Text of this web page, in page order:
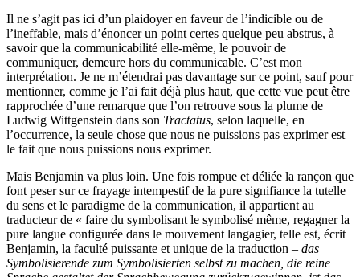
Il ne s’agit pas ici d’un plaidoyer en faveur de l’indicible ou de
l’ineffable, mais d’énoncer un point certes quelque peu abstrus, à
savoir que la communicabilité elle-même, le pouvoir de
communiquer, demeure hors du communicable. C’est mon
interprétation. Je ne m’étendrai pas davantage sur ce point, sauf pour
mentionner, comme je l’ai fait déjà plus haut, que cette vue peut être
rapprochée d’une remarque que l’on retrouve sous la plume de
Ludwig Wittgenstein dans son Tractatus, selon laquelle, en
l’occurrence, la seule chose que nous ne puissions pas exprimer est
le fait que nous puissions nous exprimer.
Mais Benjamin va plus loin. Une fois rompue et déliée la rançon que
font peser sur ce frayage intempestif de la pure signifiance la tutelle
du sens et le paradigme de la communication, il appartient au
traducteur de « faire du symbolisant le symbolisé même, regagner la
pure langue configurée dans le mouvement langagier, telle est, écrit
Benjamin, la faculté puissante et unique de la traduction – das
Symbolisierende zum Symbolisierten selbst zu machen, die reine